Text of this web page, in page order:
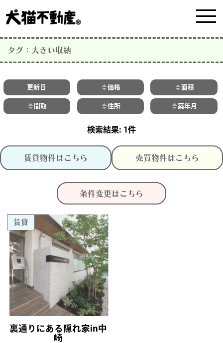
タグ：大きい収納
更新日 価格 面積
間取 住所 築年月
1件
賃貸物件はこちら 売買物件はこちら
条件変更はこちら
賃貸
裏通りにある隠れ家in中
崎